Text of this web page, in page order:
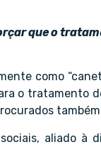
que o
como
o tratamento
aliado à